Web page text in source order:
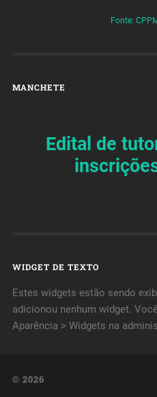
Fonte:
MANCHETE
Edital de
WIDGET DE TEXTO
Estes widgets estão sendo
adicionou nenhum widget.
Aparência > Widgets na
© 2026